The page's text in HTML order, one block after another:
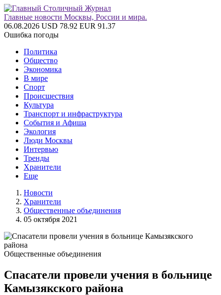
Главные новости Москвы, России и мира.
06.08.2026 USD 78.92 EUR 91.37
Ошибка погоды
Политика
Общество
Экономика
В мире
Спорт
Происшествия
Культура
Транспорт и инфраструктура
События и Афиша
Экология
Люди Москвы
Интервью
Тренды
Хранители
Еще
Новости
Хранители
Общественные объединения
05 октября 2021
Общественные объединения
Спасатели провели учения в больнице
Камызякского района